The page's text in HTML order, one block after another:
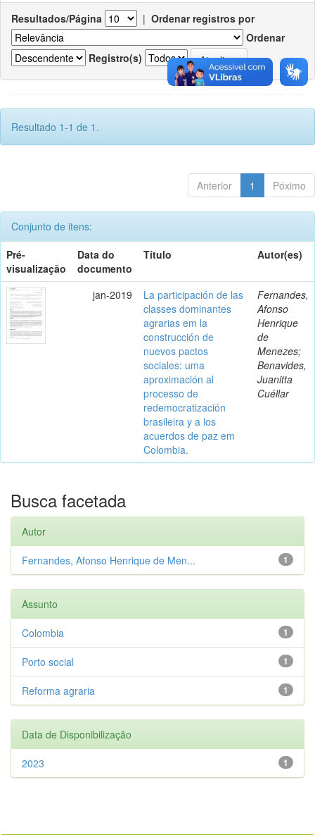
Resultados/Página | Ordenar registros por
Ordenar
Registro(s)
Resultado 1-1 de 1.
Anterior 1 Póximo
Conjunto de itens:
Pré-
visualização
Data do
documento
Título Autor(es)
jan-2019
La participación de las
classes dominantes
agrarias em la
construcción de
nuevos pactos
sociales: uma
aproximación al
processo de
redemocratización
brasileira y a los
acuerdos de paz em
Colombia.
Fernandes,
Afonso
Henrique
de
Menezes;
Benavides,
Juanitta
Cuéllar
Busca facetada
Autor
1
Fernandes, Afonso Henrique de Men...
Assunto
1
Colombia
1
Porto social
1
Reforma agraria
Data de Disponibilização
1
2023